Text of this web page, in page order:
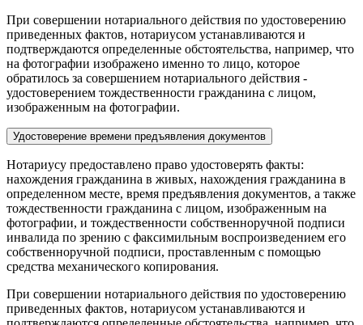
При совершении нотариального действия по удостоверению
приведенных фактов, нотариусом устанавливаются и
подтверждаются определенные обстоятельства, например, что
на фотографии изображено именно то лицо, которое
обратилось за совершением нотариального действия -
удостоверением тождественности гражданина с лицом,
изображенным на фотографии.
Удостоверение времени предъявления документов
Нотариусу предоставлено право удостоверять факты:
нахождения гражданина в живых, нахождения гражданина в
определенном месте, время предъявления документов, а также
тождественности гражданина с лицом, изображенным на
фотографии, и тождественности собственноручной подписи
инвалида по зрению с факсимильным воспроизведением его
собственноручной подписи, проставленным с помощью
средства механического копирования.
При совершении нотариального действия по удостоверению
приведенных фактов, нотариусом устанавливаются и